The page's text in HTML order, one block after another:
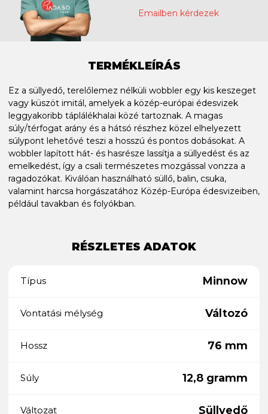
Emailben kérdezek
TERMÉKLEÍRÁS
Ez a süllyedő, terelőlemez nélküli wobbler egy kis keszeget
vagy küszöt imitál, amelyek a közép-európai édesvizek
leggyakoribb táplálékhalai közé tartoznak. A magas
súly/térfogat arány és a hátsó részhez közel elhelyezett
súlypont lehetővé teszi a hosszú és pontos dobásokat. A
wobbler lapított hát- és hasrésze lassítja a süllyedést és az
emelkedést, így a csali természetes mozgással vonzza a
ragadozókat. Kiválóan használható süllő, balin, csuka,
valamint harcsa horgászatához Közép-Európa édesvizeiben,
például tavakban és folyókban.
RÉSZLETES ADATOK
Típus Minnow
Vontatási mélység Változó
Hossz 76 mm
Súly 12,8 gramm
Változat Süllyedő